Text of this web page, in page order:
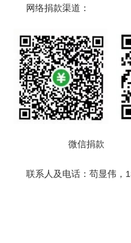
网络捐款渠道：
微信捐款
联系人及电话：苟显伟，